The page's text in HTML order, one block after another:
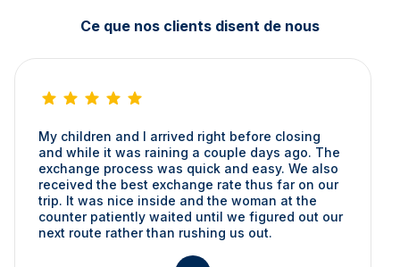
Ce que nos clients disent de nous
My children and I arrived right before closing
and while it was raining a couple days ago. The
exchange process was quick and easy. We also
received the best exchange rate thus far on our
trip. It was nice inside and the woman at the
counter patiently waited until we figured out our
next route rather than rushing us out.